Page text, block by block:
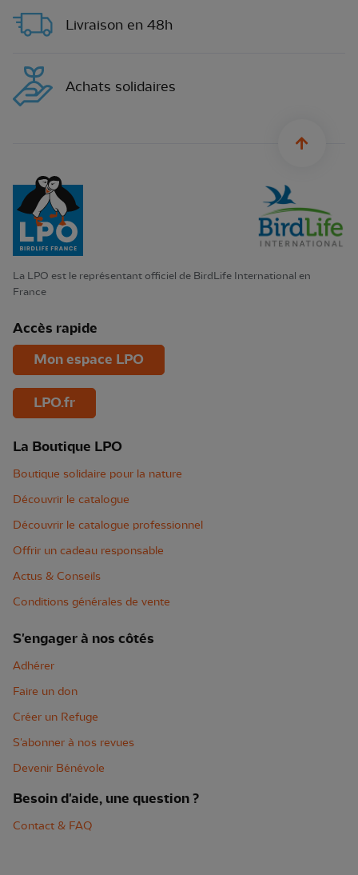
Livraison en 48h
Achats solidaires
La LPO est le représentant officiel de BirdLife International en
France
Accès rapide
Mon espace LPO
LPO.fr
La Boutique LPO
Boutique solidaire pour la nature
Découvrir le catalogue
Découvrir le catalogue professionnel
Offrir un cadeau responsable
Actus & Conseils
Conditions générales de vente
S'engager à nos côtés
Adhérer
Faire un don
Créer un Refuge
S'abonner à nos revues
Devenir Bénévole
Besoin d'aide, une question ?
Contact & FAQ